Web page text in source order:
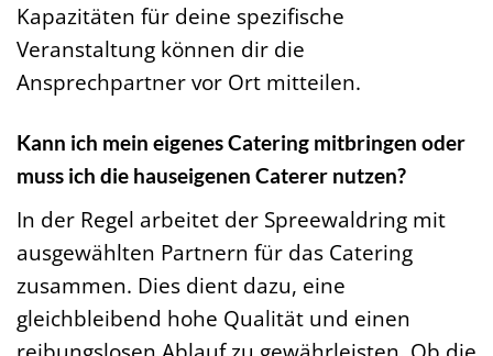
Kapazitäten für deine spezifische
Veranstaltung können dir die
Ansprechpartner vor Ort mitteilen.
Kann ich mein eigenes Catering mitbringen oder
muss ich die hauseigenen Caterer nutzen?
In der Regel arbeitet der Spreewaldring mit
ausgewählten Partnern für das Catering
zusammen. Dies dient dazu, eine
gleichbleibend hohe Qualität und einen